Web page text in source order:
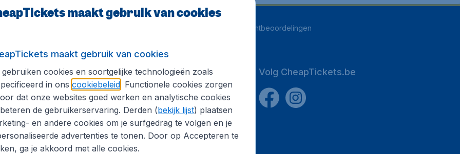
klantbeoordelingen
informatie
Internationale sites
Flugladen.de
CheapTickets.ch
CheapTickets.nl
CheapTickets.sg
Volg CheapTickets.be
maakt gebruik van cookies
maakt gebruik van cookies
gebruiken cookies en soortgelijke technologieën zoals
in ons cookiebeleid. Functionele cookies zorgen
dat onze websites goed werken en analytische cookies
de gebruikerservaring. Derden (bekijk lijst) plaatsen
en andere cookies om je surfgedrag te volgen en je
advertenties te tonen. Door op Accepteren te
ga je akkoord met alle cookies.